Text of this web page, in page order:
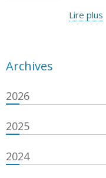
Lire plus
Archives
2026
2025
2024